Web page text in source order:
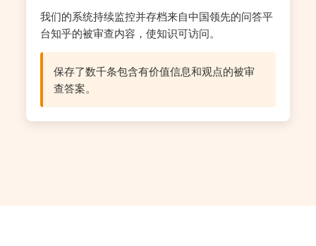
我们的系统持续监控并存档来自中国领先的问答平
台知乎的被审查内容，使知识可访问。
保存了数千条包含有价值信息和观点的被审
查答案。